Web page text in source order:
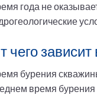
года не
чего
бурения
время бурения